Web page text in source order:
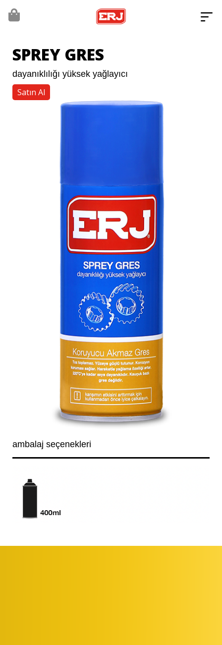
SPREY GRES
dayanıklılığı yüksek yağlayıcı
Satın Al
ambalaj seçenekleri